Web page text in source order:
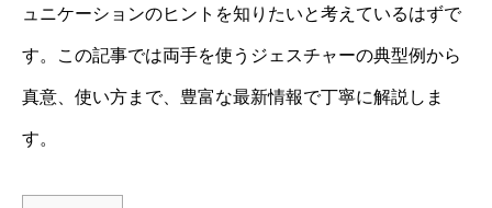
ュニケーションのヒントを知りたいと考えているはずで
す。この記事では両手を使うジェスチャーの典型例から
真意、使い方まで、豊富な最新情報で丁寧に解説しま
す。